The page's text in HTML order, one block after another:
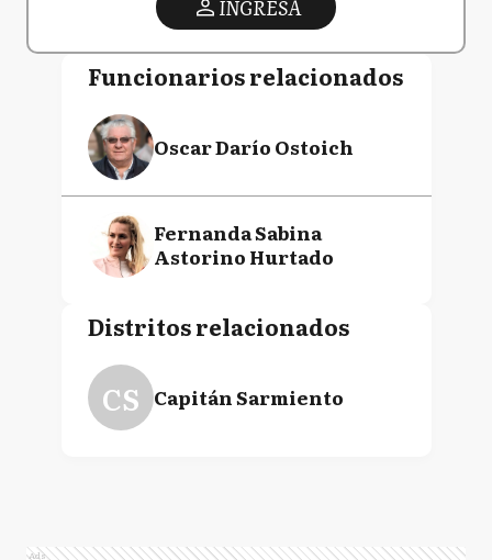
INGRESA
Funcionarios relacionados
Oscar Darío Ostoich
Fernanda Sabina
Astorino Hurtado
Distritos relacionados
CS Capitán Sarmiento
Ads